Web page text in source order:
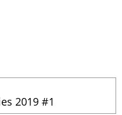
2019 #1